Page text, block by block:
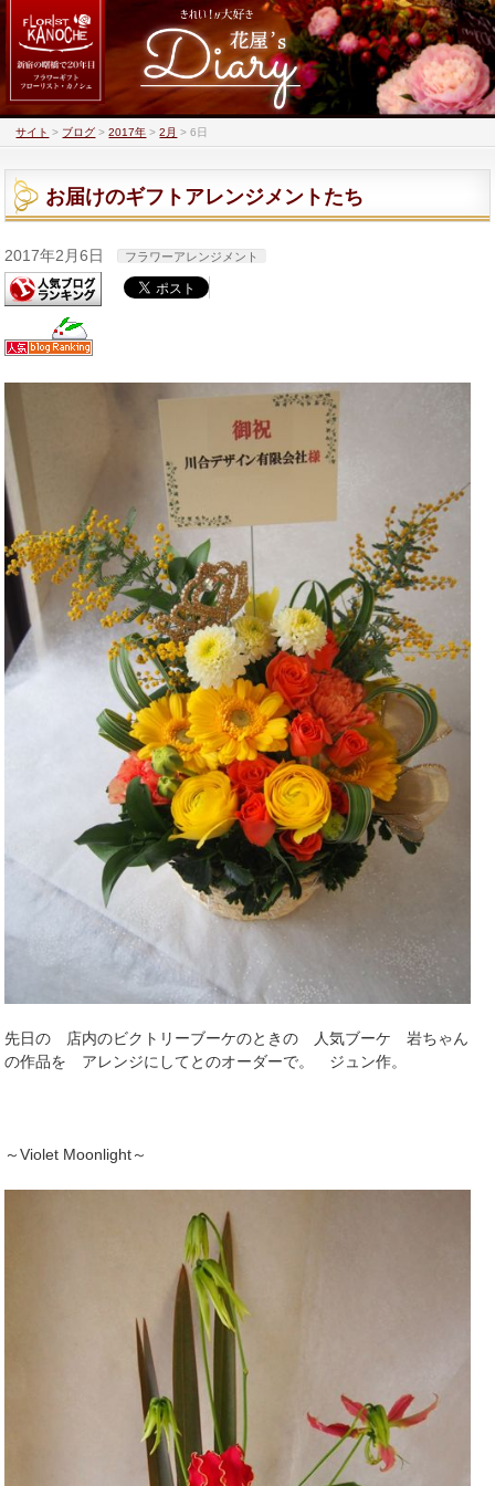
サイト > ブログ >2017年 >2月 >6日
お届けのギフトアレンジメントたち
2017年2月6日 フラワーアレンジメント
先日の 店内のビクトリーブーケのときの 人気ブーケ 岩ちゃん
の作品を アレンジにしてとのオーダーで。 ジュン作。
～Violet Moonlight～